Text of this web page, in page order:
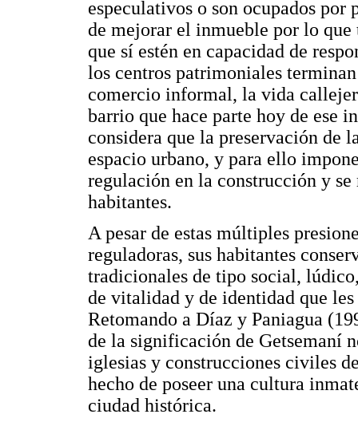
especulativos o son ocupados
de mejorar el inmueble por lo
que sí estén en capacidad de
los centros patrimoniales
comercio informal, la vida
barrio que hace parte hoy de ese
considera que la preservación de
espacio urbano, y para ello
regulación en la construcción y
habitantes.
A pesar de estas múltiples
reguladoras, sus habitantes
tradicionales de tipo social,
de vitalidad y de identidad que
Retomando a Díaz y Paniagua
de la significación de Getsemaní
iglesias y construcciones civiles
hecho de poseer una cultura
ciudad histórica.